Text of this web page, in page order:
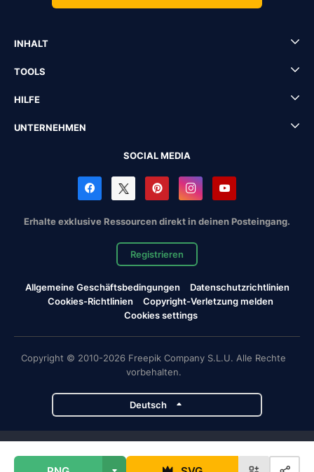
INHALT
TOOLS
HILFE
UNTERNEHMEN
SOCIAL MEDIA
Erhalte exklusive Ressourcen direkt in deinen Posteingang.
Registrieren
Allgemeine Geschäftsbedingungen
Datenschutzrichtlinien
Cookies-Richtlinien
Copyright-Verletzung melden
Cookies settings
Copyright © 2010-2026 Freepik Company S.L.U. Alle Rechte
vorbehalten.
Deutsch